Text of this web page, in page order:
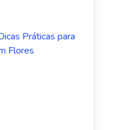
Práticas para
Flores